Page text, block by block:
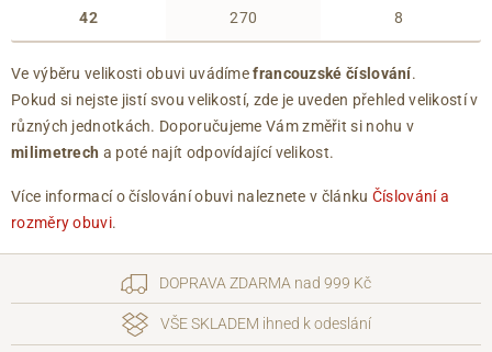
42 270 8
Ve výběru velikosti obuvi uvádímefrancouzské číslování.
Pokud si nejste jistí svou velikostí, zde je uveden přehled velikostí v
různých jednotkách. Doporučujeme Vám změřit si nohu v
milimetrech a poté najít odpovídající velikost.
Více informací o číslování obuvi naleznete v článku Číslování a
rozměry obuvi.
DOPRAVA ZDARMA nad 999 Kč
VŠE SKLADEM ihned k odeslání